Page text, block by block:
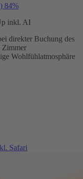
84%
inkl. AI
direkter Buchung des
Zimmer
Wohlfühlatmosphäre
Safari